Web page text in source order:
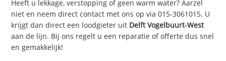
Heeft u lekkage, verstopping of geen warm water? Aarzel
niet en neem direct contact met ons op via 015-3061015. U
krijgt dan direct een loodgieter uit Delft Vogelbuurt-West
aan de lijn. Bij ons regelt u een reparatie of offerte dus snel
en gemakkelijk!